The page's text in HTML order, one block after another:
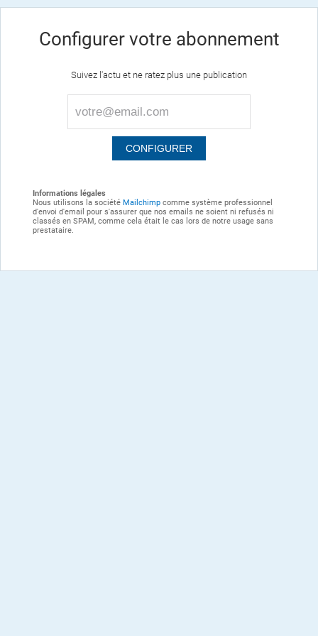
Configurer votre abonnement
Suivez l'actu et ne ratez plus une publication
Informations légales
Nous utilisons la société Mailchimpcomme système professionnel
d'envoi d'email pour s'assurer que nos emails ne soient ni refusés ni
classés en SPAM, comme cela était le cas lors de notre usage sans
prestataire.